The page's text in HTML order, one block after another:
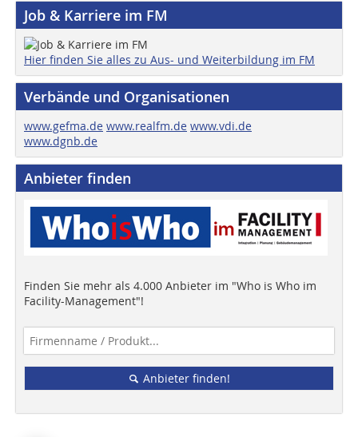
Job & Karriere im FM
Hier finden Sie alles zu Aus- und Weiterbildung im FM
Verbände und Organisationen
www.gefma.de www.realfm.de www.vdi.de
www.dgnb.de
Anbieter finden
Finden Sie mehr als 4.000 Anbieter im "Who is Who im
Facility-Management"!
Anbieter finden!